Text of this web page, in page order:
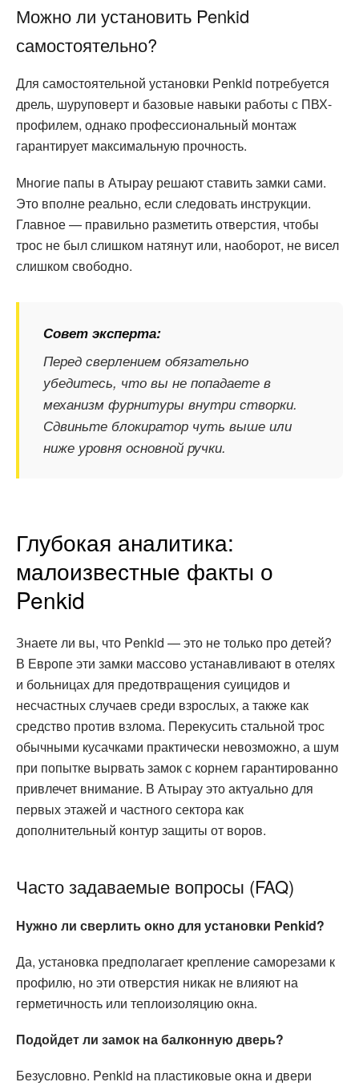
Можно ли установить Penkid
самостоятельно?
Для самостоятельной установки Penkid потребуется
дрель, шуруповерт и базовые навыки работы с ПВХ-
профилем, однако профессиональный монтаж
гарантирует максимальную прочность.
Многие папы в Атырау решают ставить замки сами.
Это вполне реально, если следовать инструкции.
Главное — правильно разметить отверстия, чтобы
трос не был слишком натянут или, наоборот, не висел
слишком свободно.
Совет эксперта:
Перед сверлением обязательно
убедитесь, что вы не попадаете в
механизм фурнитуры внутри створки.
Сдвиньте блокиратор чуть выше или
ниже уровня основной ручки.
Глубокая аналитика:
малоизвестные факты о
Penkid
Знаете ли вы, что Penkid — это не только про детей?
В Европе эти замки массово устанавливают в отелях
и больницах для предотвращения суицидов и
несчастных случаев среди взрослых, а также как
средство против взлома. Перекусить стальной трос
обычными кусачками практически невозможно, а шум
при попытке вырвать замок с корнем гарантированно
привлечет внимание. В Атырау это актуально для
первых этажей и частного сектора как
дополнительный контур защиты от воров.
Часто задаваемые вопросы (FAQ)
Нужно ли сверлить окно для установки Penkid?
Да, установка предполагает крепление саморезами к
профилю, но эти отверстия никак не влияют на
герметичность или теплоизоляцию окна.
Подойдет ли замок на балконную дверь?
Безусловно. Penkid на пластиковые окна и двери